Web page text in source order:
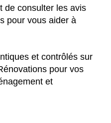
de consulter les avis
pour vous aider à
et contrôlés sur
pour vos
et